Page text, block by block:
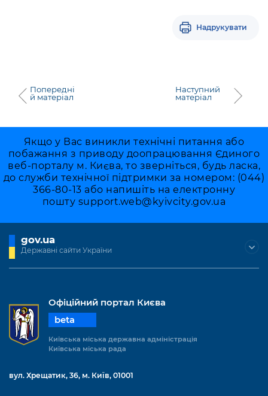
Надрукувати
Попередні
й матеріал
Наступний
матеріал
Якщо у Вас виникли технічні питання або
побажання з приводу доопрацювання Єдиного
веб-порталу м. Києва, то зверніться, будь ласка,
до служби технічної підтримки за номером: (044)
366-80-13 або напишіть на електронну
пошту support.web@kyivcity.gov.ua
gov.ua
Державні сайти України
Офіційний портал Києва
beta
Київська міська державна адміністрація
Київська міська рада
вул. Хрещатик, 36, м. Київ, 01001